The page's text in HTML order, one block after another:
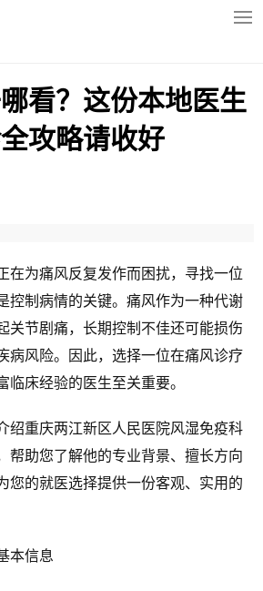
看？这份本地医生
攻略请收好
为痛风反复发作而困扰，寻找一位
控制病情的关键。痛风作为一种代谢
关节剧痛，长期控制不佳还可能损伤
病风险。因此，选择一位在痛风诊疗
临床经验的医生至关重要。
重庆两江新区人民医院风湿免疫科
帮助您了解他的专业背景、擅长方向
您的就医选择提供一份客观、实用的
本信息